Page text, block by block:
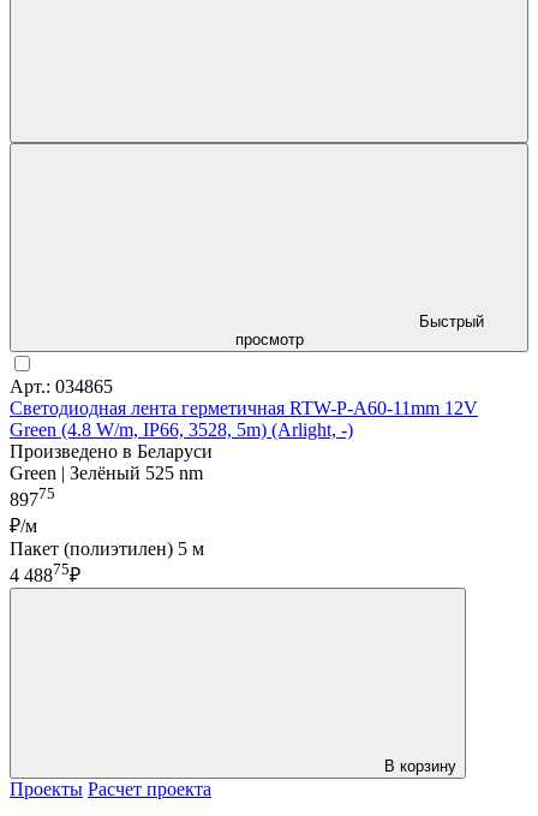
Быстрый
просмотр
Арт.: 034865
Светодиодная лента герметичная RTW-P-A60-11mm 12V
Green (4.8 W/m, IP66, 3528, 5m) (Arlight, -)
Произведено в Беларуси
Green | Зелёный 525 nm
89775
₽/м
Пакет (полиэтилен) 5 м
4 48875₽
В корзину
Проекты Расчет проекта